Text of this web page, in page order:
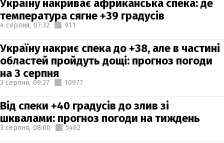
Україну накриває африканська спека: де
температура сягне +39 градусів
4 серпня, 07:32 911
Україну накриє спека до +38, але в частині
областей пройдуть дощі: прогноз погоди
на 3 серпня
3 серпня, 09:27 10977
Від спеки +40 градусів до злив зі
шквалами: прогноз погоди на тиждень
3 серпня, 08:00 5462